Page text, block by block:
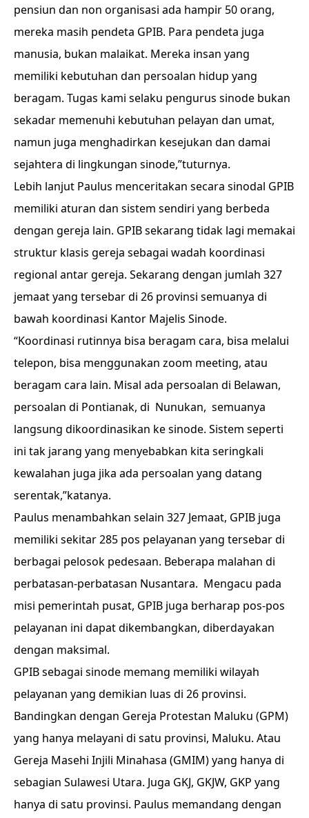
pensiun dan non organisasi ada hampir 50 orang,
mereka masih pendeta GPIB. Para pendeta juga
manusia, bukan malaikat. Mereka insan yang
memiliki kebutuhan dan persoalan hidup yang
beragam. Tugas kami selaku pengurus sinode bukan
sekadar memenuhi kebutuhan pelayan dan umat,
namun juga menghadirkan kesejukan dan damai
sejahtera di lingkungan sinode,”tuturnya.
Lebih lanjut Paulus menceritakan secara sinodal GPIB
memiliki aturan dan sistem sendiri yang berbeda
dengan gereja lain. GPIB sekarang tidak lagi memakai
struktur klasis gereja sebagai wadah koordinasi
regional antar gereja. Sekarang dengan jumlah 327
jemaat yang tersebar di 26 provinsi semuanya di
bawah koordinasi Kantor Majelis Sinode.
“Koordinasi rutinnya bisa beragam cara, bisa melalui
telepon, bisa menggunakan zoom meeting, atau
beragam cara lain. Misal ada persoalan di Belawan,
persoalan di Pontianak, di Nunukan, semuanya
langsung dikoordinasikan ke sinode. Sistem seperti
ini tak jarang yang menyebabkan kita seringkali
kewalahan juga jika ada persoalan yang datang
serentak,”katanya.
Paulus menambahkan selain 327 Jemaat, GPIB juga
memiliki sekitar 285 pos pelayanan yang tersebar di
berbagai pelosok pedesaan. Beberapa malahan di
perbatasan-perbatasan Nusantara. Mengacu pada
misi pemerintah pusat, GPIB juga berharap pos-pos
pelayanan ini dapat dikembangkan, diberdayakan
dengan maksimal.
GPIB sebagai sinode memang memiliki wilayah
pelayanan yang demikian luas di 26 provinsi.
Bandingkan dengan Gereja Protestan Maluku (GPM)
yang hanya melayani di satu provinsi, Maluku. Atau
Gereja Masehi Injili Minahasa (GMIM) yang hanya di
sebagian Sulawesi Utara. Juga GKJ, GKJW, GKP yang
hanya di satu provinsi. Paulus memandang dengan